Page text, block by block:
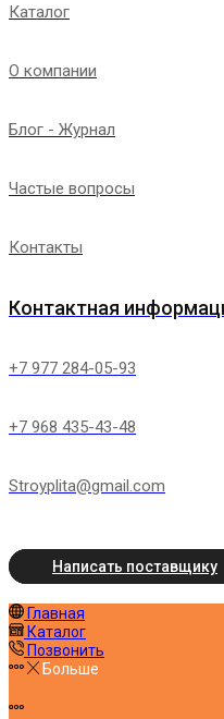
Каталог
О компании
Блог - Журнал
Частые вопросы
Контакты
Контактная
+7 977 284-05-93
+7 968 435-43-48
Stroyplita@gmail.com
Написать поставщику
Главная
Каталог
Позвонить
Больше